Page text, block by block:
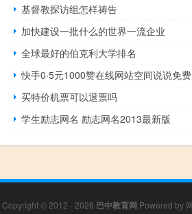
基督教探访组怎样祷告
加快建设一批什么的世界一流企业
全球最好的伯克利大学排名
快手0·5元1000赞在线网站空间说说免
买特价机票可以退票吗
学生励志网名 励志网名2013最新版
Copyright © 2012 - 2026 巴中教育网 Powered by